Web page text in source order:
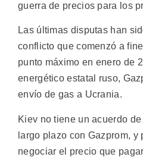
guerra de precios para los
Las últimas disputas han
conflicto que comenzó a
punto máximo en enero de
energético estatal ruso,
envío de gas a Ucrania.
Kiev no tiene un acuerdo
largo plazo con Gazprom,
negociar el precio que